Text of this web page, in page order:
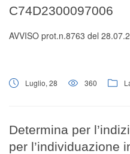
C74D2300097006
AVVISO prot.n.8763 del
Luglio, 28 360
Determina per
per l’individuazione